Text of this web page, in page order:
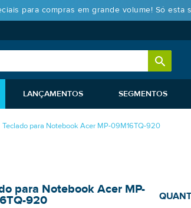
para compras em grande volume! Só esta
LANÇAMENTOS SEGMENTOS
Teclado para Notebook Acer MP-09M16TQ-920
para Notebook Acer MP-
920